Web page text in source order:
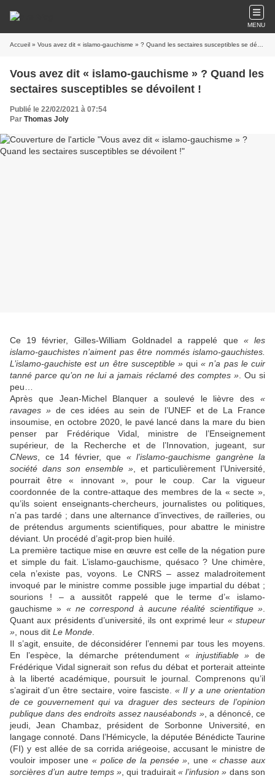
MENU
Accueil » Vous avez dit « islamo-gauchisme » ? Quand les sectaires susceptibles se dévoilent !
Vous avez dit « islamo-gauchisme » ? Quand les
sectaires susceptibles se dévoilent !
Publié le 22/02/2021 à 07:54
Par Thomas Joly
Ce 19 février, Gilles-William Goldnadel a rappelé que « les
islamo-gauchistes n’aiment pas être nommés islamo-gauchistes.
L’islamo-gauchiste est un être susceptible »qui« n’a pas le cuir
tanné parce qu’on ne lui a jamais réclamé des comptes ». Ou si
peu…
Après que Jean-Michel Blanquer a soulevé le lièvre des «
ravages »de ces idées au sein de l’UNEF et de La France
insoumise, en octobre 2020, le pavé lancé dans la mare du bien
penser par Frédérique Vidal, ministre de l’Enseignement
supérieur, de la Recherche et de l’Innovation, jugeant, sur
CNews , ce 14 février, que « l’islamo-gauchisme gangrène la
société dans son ensemble » , et particulièrement l’Université,
pourrait être « innovant », pour le coup. Car la vigueur
coordonnée de la contre-attaque des membres de la « secte »,
qu’ils soient enseignants-chercheurs, journalistes ou politiques,
n’a pas tardé ; dans une alternance d’invectives, de railleries, ou
de prétendus arguments scientifiques, pour abattre le ministre
déviant. Un procédé d’agit-prop bien huilé.
La première tactique mise en œuvre est celle de la négation pure
et simple du fait. L’islamo-gauchisme, quésaco ? Une chimère,
cela n’existe pas, voyons. Le CNRS – assez maladroitement
invoqué par le ministre comme possible juge impartial du débat ;
sourions ! – a aussitôt rappelé que le terme d’« islamo-
gauchisme » « ne correspond à aucune réalité scientifique »
Quant aux présidents d’université, ils ont exprimé leur « stupeur
» , nous dit Le Monde
Il s’agit, ensuite, de déconsidérer l’ennemi par tous les moyens.
En l’espèce, la démarche prétendument« injustifiable » de
Frédérique Vidal signerait son refus du débat et porterait atteinte
à la liberté académique, poursuit le journal. Comprenons qu’il
s’agirait d’un être sectaire, voire fasciste.« Il y a une orientation
de ce gouvernement qui va draguer des secteurs de l’opinion
publique dans des endroits assez nauséabonds », a dénoncé, ce
jeudi, Jean Chambaz, président de Sorbonne Université, en
langage connoté. Dans l’Hémicycle, la députée Bénédicte Taurine
(FI) y est allée de sa corrida ariégeoise, accusant le ministre de
vouloir imposer une « police de la pensée » , une « chasse aux
sorcières d’un autre temps » , qui traduirait « l’infusion » dans son